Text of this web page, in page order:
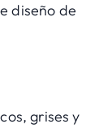
diseño de
grises y